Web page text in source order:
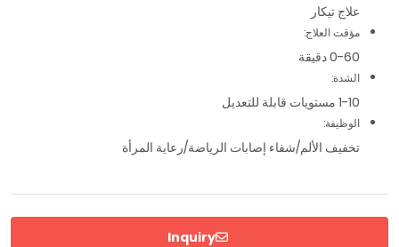
علاج تيكار
مؤقت العلاج:
0-60 دقيقة
الشدة:
1-10 مستويات قابلة للتعديل
الوظيفة:
تخفيف الألم/شفاء إصابات الرياضة/رعاية المرأة
Inquiry